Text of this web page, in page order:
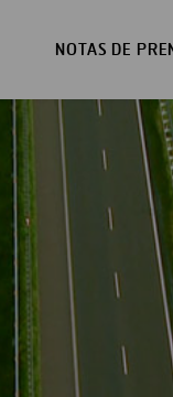
NOTAS DE